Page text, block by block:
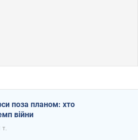
поза планом: хто
війни
т.